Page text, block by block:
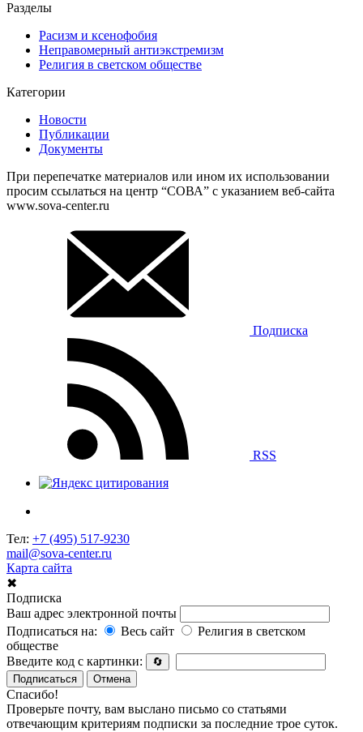
Разделы
Расизм и ксенофобия
Неправомерный антиэкстремизм
Религия в светском обществе
Категории
Новости
Публикации
Документы
При перепечатке материалов или ином их использовании
просим ссылаться на центр “СОВА” с указанием веб-сайта
www.sova-center.ru
Подписка
RSS
Тел: +7 (495) 517-9230
mail@sova-center.ru
Карта сайта
✖
Подписка
Ваш адрес электронной почты
Подписаться на:
Весь сайт
Религия в светском
обществе
Введите код с картинки:
🔄
Подписаться
Отмена
Спасибо!
Проверьте почту, вам выслано письмо со статьями
отвечающим критериям подписки за последние трое суток.